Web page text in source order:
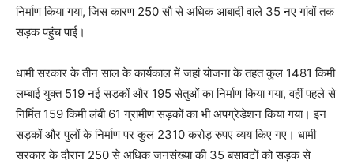
निर्माण किया गया, जिस कारण 250 सौ से अधिक आबादी वाले 35 नए गांवों तक
सड़क पहुंच पाई।
धामी सरकार के तीन साल के कार्यकाल में जहां योजना के तहत कुल 1481 किमी
लम्बाई युक्त 519 नई सड़कों और 195 सेतुओं का निर्माण किया गया, वहीं पहले से
निर्मित 159 किमी लंबी 61 ग्रामीण सड़कों का भी अपग्रेडेशन किया गया। इन
सड़कों और पुलों के निर्माण पर कुल 2310 करोड़ रुपए व्यय किए गए। धामी
सरकार के दौरान 250 से अधिक जनसंख्या की 35 बसावटों को सड़क से